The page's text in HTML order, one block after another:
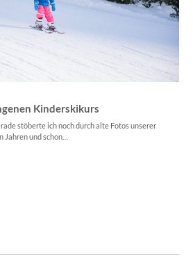
Kinderskikurs
stöberte ich noch durch alte Fotos unserer
und schon…